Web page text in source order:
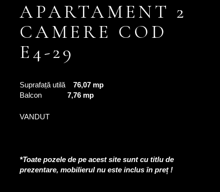
APARTAMENT 2
CAMERE COD
E4-29
Suprafață utilă76,07 mp
Balcon7,76 mp
VANDUT
*Toate pozele de pe acest site sunt cu titlu de
prezentare, mobilierul nu este inclus în preț !